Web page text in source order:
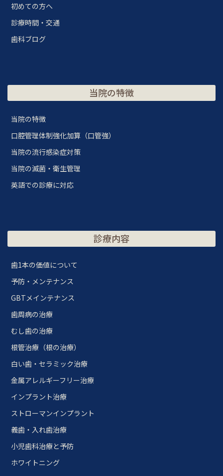
初めての方へ
診療時間・交通
歯科ブログ
当院の特徴
当院の特徴
口腔管理体制強化加算（口管強）
当院の流行感染症対策
当院の滅菌・衛生管理
英語での診療に対応
診療内容
歯1本の価値について
予防・メンテナンス
GBTメインテナンス
歯周病の治療
むし歯の治療
根管治療（根の治療）
白い歯・セラミック治療
金属アレルギーフリー治療
インプラント治療
ストローマンインプラント
義歯・入れ歯治療
小児歯科治療と予防
ホワイトニング